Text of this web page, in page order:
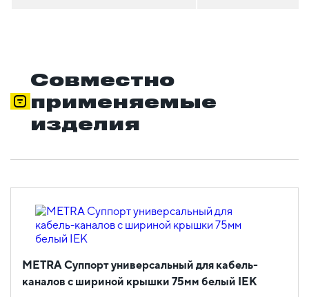
Совместно
применяемые
изделия
METRA Суппорт универсальный для кабель-
каналов с шириной крышки 75мм белый IEK